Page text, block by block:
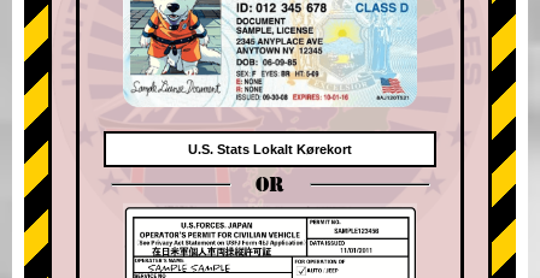
U.S. Stats Lokalt Kørekort
OR